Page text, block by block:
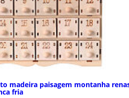
madeira paisagem montanha
fria